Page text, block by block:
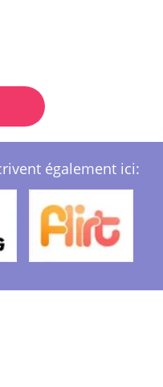
également ici: